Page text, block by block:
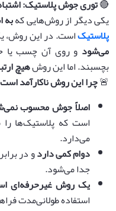
🔴توری جوش پلاستیک:
یکی دیگر از روش‌هایی کهبه
پلاستیکاست. در این
می‌شود و روی آن چسب یا
بچسبند. اما این روشهیچ
🚨چرا این روش ناکارآمد
اصلاً جوش محسوب
است که پلاستیک‌ها
می‌دارد.
دوام کمی داردو در
جدا می‌شود.
یک روش غیرحرفه‌ای
استفاده طولانی‌مدت